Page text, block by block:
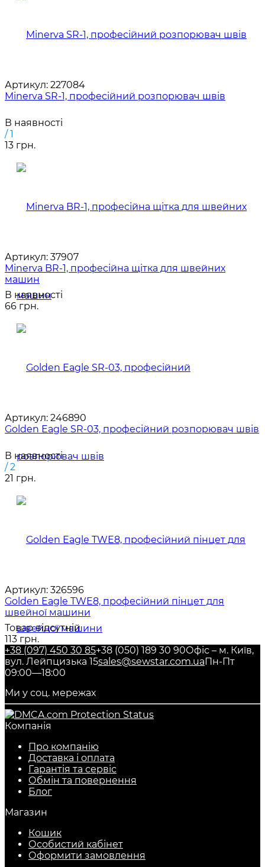
Артикул: 227084
Minerva SR-1, професійний розпорювач швів
В наявності
/ 1
13 грн.
Артикул: 37907
Minerva BR-1, професійна щітка для швейних
машин
В наявності
66 грн.
Артикул: 246890
Golden Eagle SR-03, професійний розпорювач швів
В наявності
/ 2
21 грн.
Артикул: 326596
Golden Eagle TWE8, професійний пінцет для
швейної машини
Товар відсутній
113 грн.
+38 (097) 450 30 85+38 (050) 189 30 90Офіс – м. Київ,
вул. Лейпцизька 15sales@sewstar.com.uaПн-Пт
09:00—18:00
Ми у соц. мережах
Компанія
Про компанію
Доставка і оплата
Гарантія та сервіс
Обмін та повернення
Блог
Магазин
Кошик
Особистий кабінет
Оформити замовлення